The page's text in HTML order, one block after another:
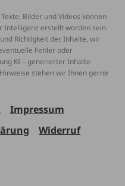
Bilder und Videos können
Intelligenz erstellt worden sein.
Richtigkeit der Inhalte, wir
Fehler oder
KI – generierter Inhalte
stehen wir Ihnen gerne
Impressum
Widerruf